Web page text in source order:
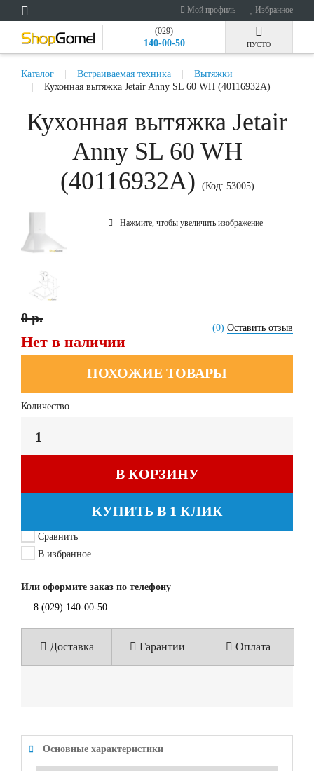
Мой профиль Избранное
(029)
140-00-50 ПУСТО
Каталог Встраиваемая техника
Вытяжки
Кухонная вытяжка Jetair Anny SL 60 WH (40116932A)
Кухонная вытяжка Jetair
Anny SL 60 WH
(40116932A)
(Код: 53005)
Нажмите, чтобы увеличить изображение
(0) Оставить отзыв
0 р.
Нет в наличии
ПОХОЖИЕ ТОВАРЫ
Количество
В КОРЗИНУ
КУПИТЬ В 1 КЛИК
Сравнить
В избранное
Или оформите заказ по телефону
— 8 (029) 140-00-50
Доставка Гарантии Оплата
Основные характеристики